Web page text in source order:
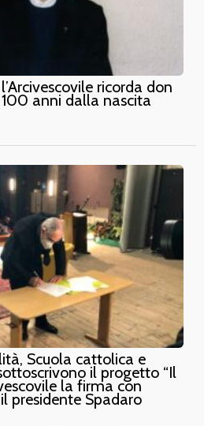
ricorda don
anni dalla nascita
Scuola cattolica e
il progetto “Il
la firma con
presidente Spadaro